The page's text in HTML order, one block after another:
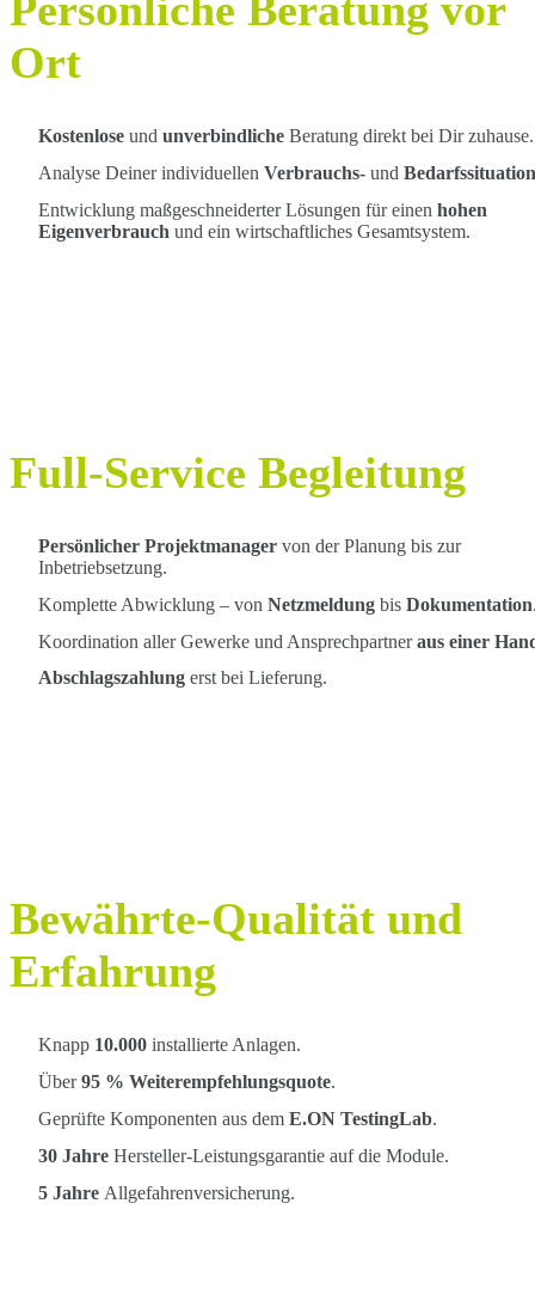
Persönliche Beratung vor
Ort
Kostenlose und unverbindliche Beratung direkt bei Dir zuhause.
Analyse Deiner individuellen Verbrauchs- und
Entwicklung maßgeschneiderter Lösungen für einen hohen
Eigenverbrauch und ein wirtschaftliches Gesamtsystem.
Full-Service Begleitung
Persönlicher Projektmanager von der Planung bis zur
Inbetriebsetzung.
Komplette Abwicklung – von Netzmeldung bis Dokumentation
Koordination aller Gewerke und Ansprechpartneraus einer
Abschlagszahlung erst bei Lieferung.
Bewährte-Qualität und
Erfahrung
Knapp 10.000 installierte Anlagen.
Über95 % Weiterempfehlungsquote.
Geprüfte Komponenten aus dem E.ON TestingLab.
30 Jahre Hersteller-Leistungsgarantie auf die Module.
5 Jahre Allgefahrenversicherung.